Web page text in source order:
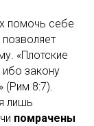
помочь себе
«Плотские
закону
(Рим 8:7).
лишь
помрачены